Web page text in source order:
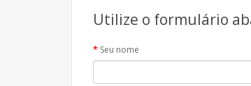
Utilize o formulário
Seu nome